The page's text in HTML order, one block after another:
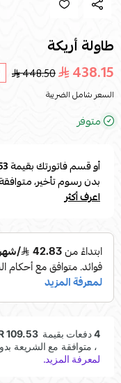
طاولة أريكة
438.15
448.50
السعر شامل الضريبة
متوفر
أو قسم فاتورتك بقيمة
بدون رسوم تأخير،
اعرف أكثر